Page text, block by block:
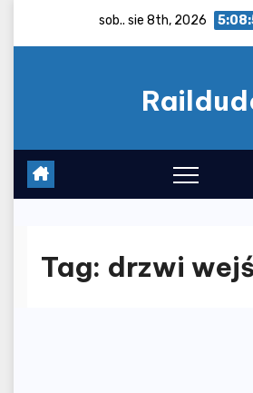
sob.. sie 8th, 2026
Tag: drzwi